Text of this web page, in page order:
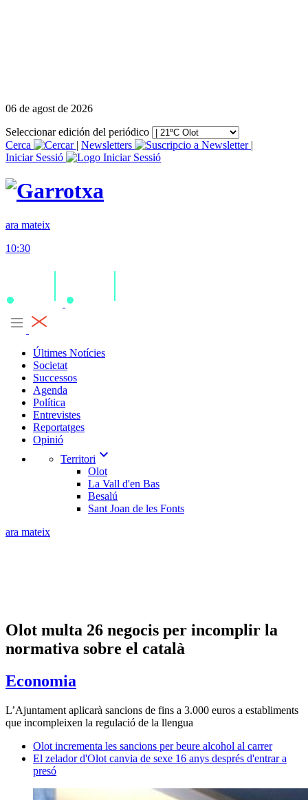
06 de agost de 2026
Seleccionar edición del periódico
Cerca
| Newsletters
|
Iniciar Sessió
ara mateix
10:30
Últimes Notícies
Societat
Successos
Agenda
Política
Entrevistes
Reportatges
Opinió
Territori expand_more
Olot
La Vall d'en Bas
Besalú
Sant Joan de les Fonts
ara mateix
Olot multa 26 negocis per incomplir la
normativa sobre el català
Economia
L’Ajuntament aplicarà sancions de fins a 3.000 euros a establiments
que incompleixen la regulació de la llengua
Olot incrementa les sancions per beure alcohol al carrer
El zelador d'Olot canvia de sexe 16 anys després d'entrar a
presó